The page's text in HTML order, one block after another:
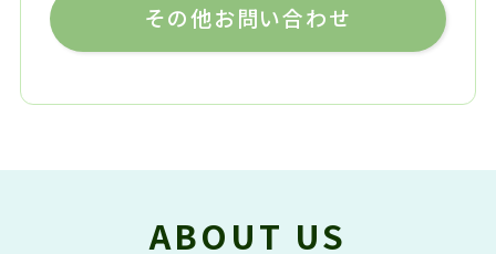
その他お問い合わせ
ABOUT US